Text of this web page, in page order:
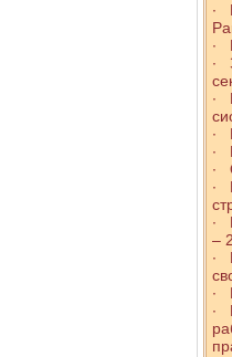
∙
∙
∙
∙
∙
∙
∙
∙
∙
– 2
∙
∙
∙